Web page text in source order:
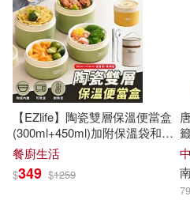
川峽(1) 康橋(1)
廖珮岐(1)
張健華，鍾彬，陳澤，樊
張履祥(1) 張建偉
上海三聯書店(1)
上海交通大學出版社(1)
上海書店出版社(1)
上海書畫出版社(1)
【EZlife】陶瓷雙層保溫便當盒
(300ml+450ml)加附保溫袋和餐
具組 黃色
餐廚生活
$349 $1259